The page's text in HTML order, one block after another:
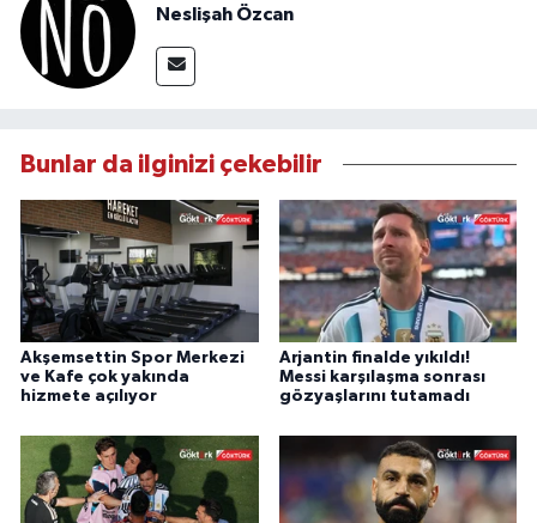
Neslişah Özcan
Bunlar da ilginizi çekebilir
Akşemsettin Spor Merkezi
ve Kafe çok yakında
hizmete açılıyor
Arjantin finalde yıkıldı!
Messi karşılaşma sonrası
gözyaşlarını tutamadı